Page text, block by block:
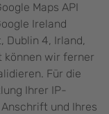
Maps API
Ireland
Dublin 4, Irland,
können wir ferner
Für die
Ihrer IP-
und Ihres